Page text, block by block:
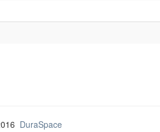
DuraSpace